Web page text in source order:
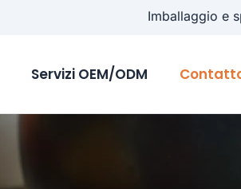
Imballaggio e
Servizi OEM/ODM